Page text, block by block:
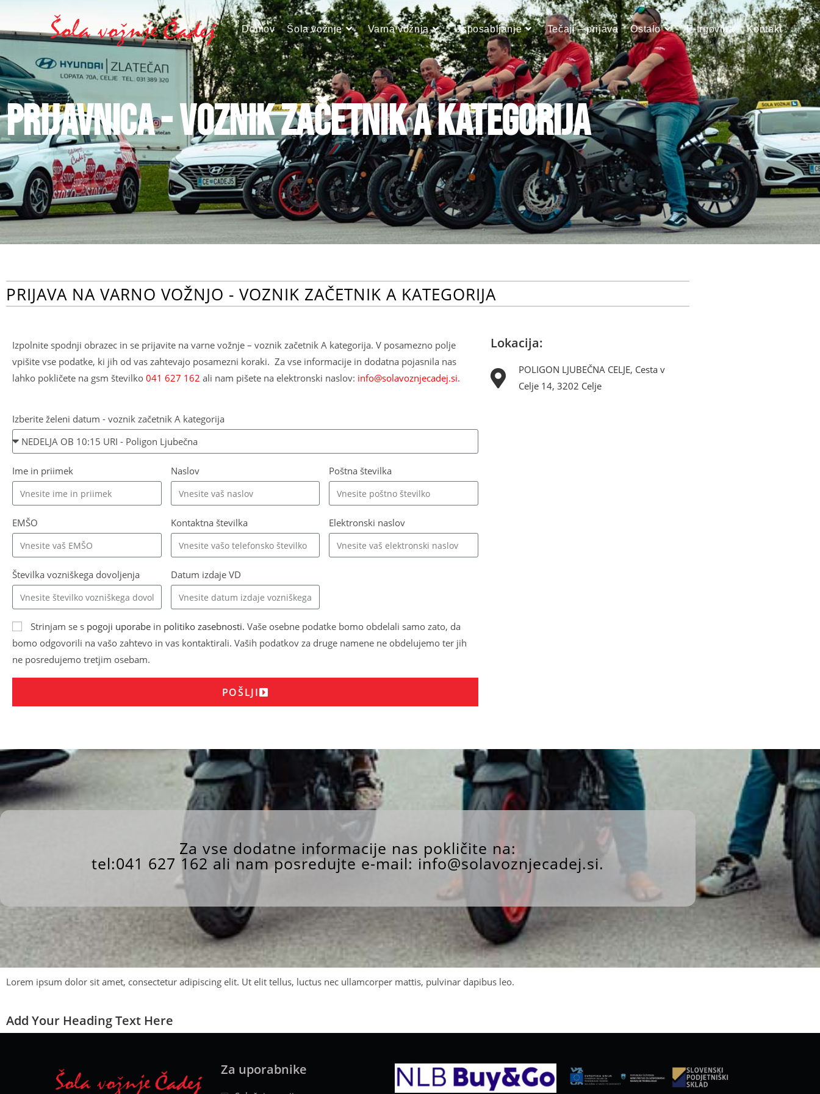
Domov Šola vožnje Varna vožnja Usposabljanje Tečaji – prijava Ostalo E-trgovina Kontakt
PRIJAVNICA - VOZNIK ZAČETNIK A KATEGORIJA
PRIJAVA NA VARNO VOŽNJO - VOZNIK ZAČETNIK A KATEGORIJA
Izpolnite spodnji obrazec in se prijavite na varne vožnje – voznik začetnik A kategorija. V posamezno polje
vpišite vse podatke, ki jih od vas zahtevajo posamezni koraki. Za vse informacije in dodatna pojasnila nas
lahko pokličete na gsm številko 041 627 162 ali nam pišete na elektronski naslov: info@solavoznjecadej.si.
Izberite želeni datum - voznik začetnik A kategorija
Ime in priimek Naslov Poštna številka
EMŠO Kontaktna številka Elektronski naslov
Številka vozniškega dovoljenja Datum izdaje VD
Strinjam se s pogoji uporabe in politiko zasebnosti. Vaše osebne podatke bomo obdelali samo zato, da
bomo odgovorili na vašo zahtevo in vas kontaktirali. Vaših podatkov za druge namene ne obdelujemo ter jih
ne posredujemo tretjim osebam.
POŠLJI
Lokacija:
POLIGON LJUBEČNA CELJE, Cesta v
Celje 14, 3202 Celje
Za vse dodatne informacije nas pokličite na:
tel:041 627 162 ali nam posredujte e-mail: info@solavoznjecadej.si.
Lorem ipsum dolor sit amet, consectetur adipiscing elit. Ut elit tellus, luctus nec ullamcorper mattis, pulvinar dapibus leo.
Add Your Heading Text Here
Za uporabnike